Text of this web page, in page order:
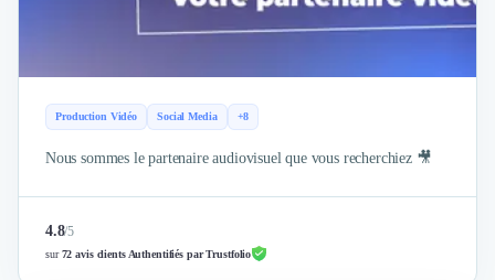
Production Vidéo Social Media +8
Nous sommes le partenaire audiovisuel que vous recherchiez 🎥
4.8/5
sur72 avis clients Authentifiés par Trustfolio